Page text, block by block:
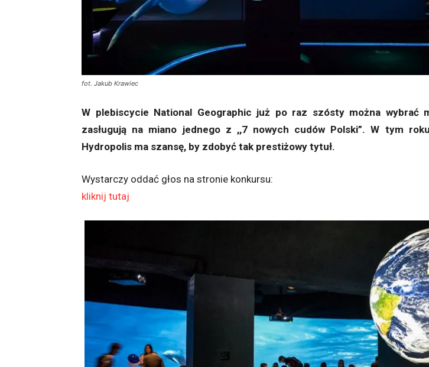
fot. Jakub Krawiec
W plebiscycie National Geographic już po raz szósty można wybrać
zasługują na miano jednego z ,,7 nowych cudów Polski”. W tym roku
Hydropolis ma szansę, by zdobyć tak prestiżowy tytuł.
Wystarczy oddać głos na stronie konkursu:
kliknij tutaj